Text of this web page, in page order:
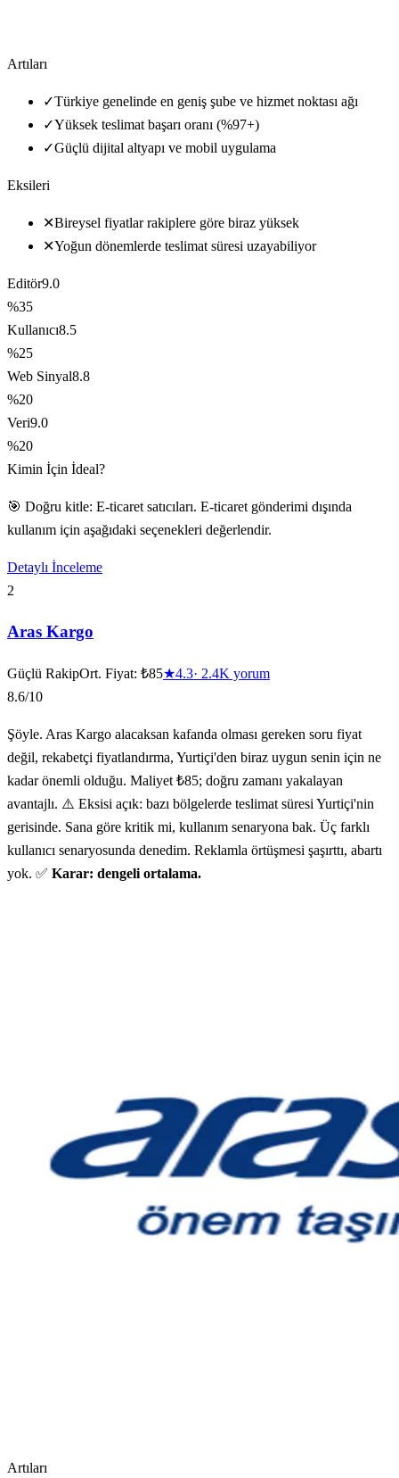
Artıları
✓Türkiye genelinde en geniş şube ve hizmet noktası ağı
✓Yüksek teslimat başarı oranı (%97+)
✓Güçlü dijital altyapı ve mobil uygulama
Eksileri
✕Bireysel fiyatlar rakiplere göre biraz yüksek
✕Yoğun dönemlerde teslimat süresi uzayabiliyor
Editör9.0
%35
Kullanıcı8.5
%25
Web Sinyal8.8
%20
Veri9.0
%20
Kimin İçin İdeal?
🎯 Doğru kitle: E-ticaret satıcıları. E-ticaret gönderimi dışında
kullanım için aşağıdaki seçenekleri değerlendir.
Detaylı İnceleme
2
Aras Kargo
Güçlü RakipOrt. Fiyat: ₺85★4.3· 2.4K yorum
8.6/10
Şöyle. Aras Kargo alacaksan kafanda olması gereken soru fiyat
değil, rekabetçi fiyatlandırma, Yurtiçi'den biraz uygun senin için ne
kadar önemli olduğu. Maliyet ₺85; doğru zamanı yakalayan
avantajlı. ⚠️ Eksisi açık: bazı bölgelerde teslimat süresi Yurtiçi'nin
gerisinde. Sana göre kritik mi, kullanım senaryona bak. Üç farklı
kullanıcı senaryosunda denedim. Reklamla örtüşmesi şaşırttı, abartı
yok. ✅ Karar: dengeli ortalama.
Artıları